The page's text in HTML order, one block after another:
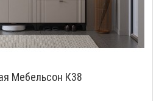
Мебельсон К38